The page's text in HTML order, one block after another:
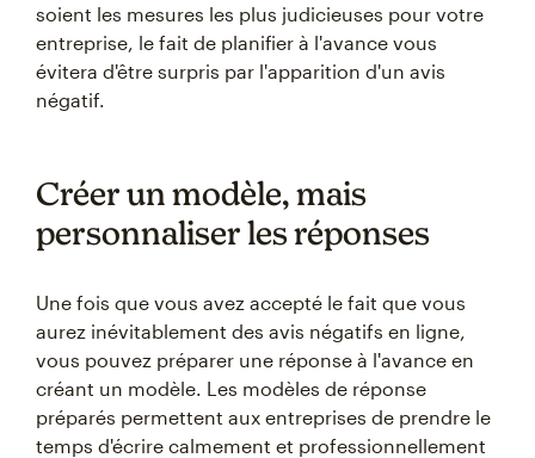
soient les mesures les plus judicieuses pour votre
entreprise, le fait de planifier à l'avance vous
évitera d'être surpris par l'apparition d'un avis
négatif.
Créer un modèle, mais
personnaliser les réponses
Une fois que vous avez accepté le fait que vous
aurez inévitablement des avis négatifs en ligne,
vous pouvez préparer une réponse à l'avance en
créant un modèle. Les modèles de réponse
préparés permettent aux entreprises de prendre le
temps d'écrire calmement et professionnellement